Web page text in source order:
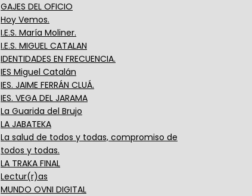
GAJES DEL OFICIO
Hoy Vemos.
I.E.S. María Moliner.
I.E.S. MIGUEL CATALAN
IDENTIDADES EN FRECUENCIA.
IES Miguel Catalán
IES. JAIME FERRÁN CLUÁ.
IES. VEGA DEL JARAMA
La Guarida del Brujo
LA JABATEKA
La salud de todos y todas, compromiso de
todos y todas.
LA TRAKA FINAL
Lectur(r)as
MUNDO OVNI DIGITAL